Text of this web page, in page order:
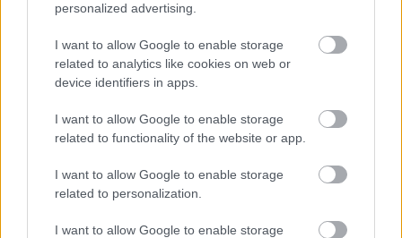
personalized advertising.
I want to allow Google to enable storage
related to analytics like cookies on web or
device identifiers in apps.
I want to allow Google to enable storage
related to functionality of the website or app.
I want to allow Google to enable storage
related to personalization.
I want to allow Google to enable storage
Läsrättigheter för
kund
Sändnings- och
mottagningsavgifter
Bokföring ✓
Dimensioner 1 st.